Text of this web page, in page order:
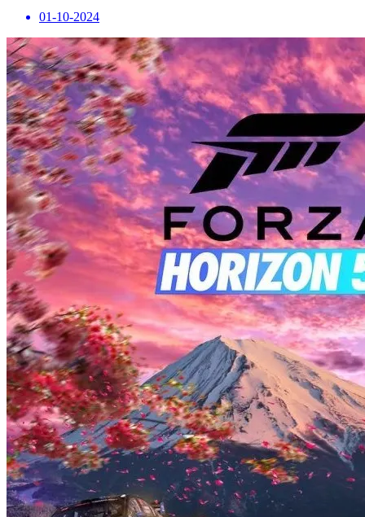
01-10-2024